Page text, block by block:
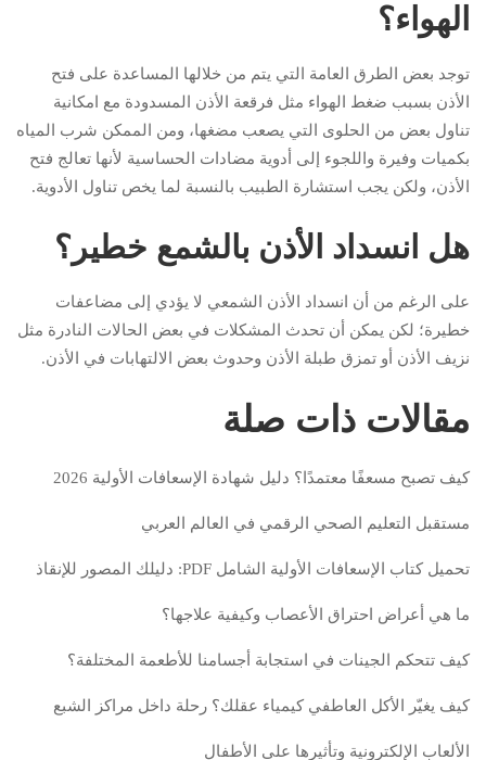
الهواء؟
توجد بعض الطرق العامة التي يتم من خلالها المساعدة على فتح
الأذن بسبب ضغط الهواء مثل فرقعة الأذن المسدودة مع امكانية
تناول بعض من الحلوى التي يصعب مضغها، ومن الممكن شرب المياه
بكميات وفيرة واللجوء إلى أدوية مضادات الحساسية لأنها تعالج فتح
الأذن، ولكن يجب استشارة الطبيب بالنسبة لما يخص تناول الأدوية.
هل انسداد الأذن بالشمع خطير؟
على الرغم من أن انسداد الأذن الشمعي لا يؤدي إلى مضاعفات
خطيرة؛ لكن يمكن أن تحدث المشكلات في بعض الحالات النادرة مثل
نزيف الأذن أو تمزق طبلة الأذن وحدوث بعض الالتهابات في الأذن.
مقالات ذات صلة
كيف تصبح مسعفًا معتمدًا؟ دليل شهادة الإسعافات الأولية 2026
مستقبل التعليم الصحي الرقمي في العالم العربي
تحميل كتاب الإسعافات الأولية الشامل PDF: دليلك المصور للإنقاذ
ما هي أعراض احتراق الأعصاب وكيفية علاجها؟
كيف تتحكم الجينات في استجابة أجسامنا للأطعمة المختلفة؟
كيف يغيّر الأكل العاطفي كيمياء عقلك؟ رحلة داخل مراكز الشبع
الألعاب الإلكترونية وتأثيرها على الأطفال